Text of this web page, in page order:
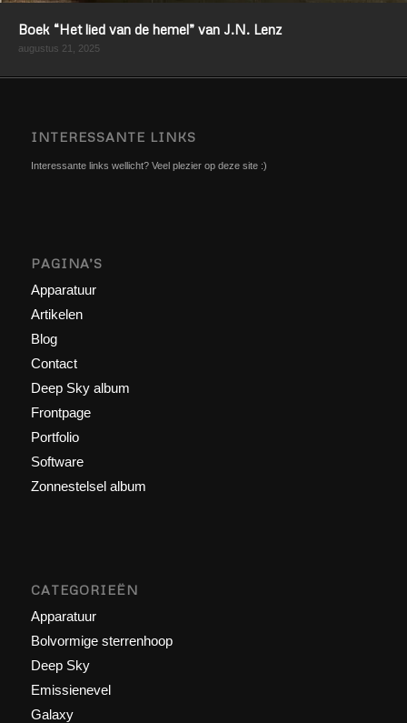
Boek “Het lied van de hemel” van J.N. Lenz
augustus 21, 2025
INTERESSANTE LINKS
Interessante links wellicht? Veel plezier op deze site :)
PAGINA’S
Apparatuur
Artikelen
Blog
Contact
Deep Sky album
Frontpage
Portfolio
Software
Zonnestelsel album
CATEGORIEËN
Apparatuur
Bolvormige sterrenhoop
Deep Sky
Emissienevel
Galaxy